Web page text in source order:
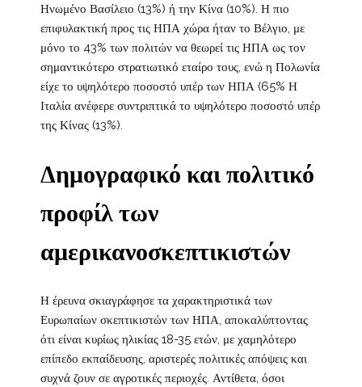
Ηνωμένο Βασίλειο (13%) ή την Κίνα (10%). Η πιο
επιφυλακτική προς τις ΗΠΑ χώρα ήταν το Βέλγιο, με
μόνο το 43% των πολιτών να θεωρεί τις ΗΠΑ ως τον
σημαντικότερο στρατιωτικό εταίρο τους, ενώ η Πολωνία
είχε το υψηλότερο ποσοστό υπέρ των ΗΠΑ (65% Η
Ιταλία ανέφερε συντριπτικά το υψηλότερο ποσοστό υπέρ
της Κίνας (13%).
Δημογραφικό και πολιτικό
προφίλ των
αμερικανοσκεπτικιστών
Η έρευνα σκιαγράφησε τα χαρακτηριστικά των
Ευρωπαίων σκεπτικιστών των ΗΠΑ, αποκαλύπτοντας
ότι είναι κυρίως ηλικίας 18-35 ετών, με χαμηλότερο
επίπεδο εκπαίδευσης, αριστερές πολιτικές απόψεις και
συχνά ζουν σε αγροτικές περιοχές. Αντίθετα, όσοι